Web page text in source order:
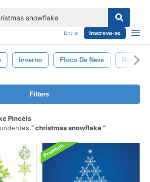
Entrar Inscreva-se
Inverno Floco De Neve Neve
Filters
Pincéis
christmas snowflake